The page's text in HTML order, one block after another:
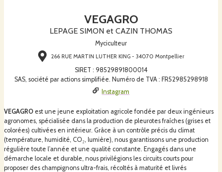
VEGAGRO
LEPAGE SIMON et CAZIN THOMAS
Myciculteur
266 RUE MARTIN LUTHER KING - 34070 Montpellier
SIRET : 98529891800014
SAS, société par actions simplifiée. Numéro de TVA : FR52985298918
Instagram
VEGAGRO est une jeune exploitation agricole fondée par deux ingénieurs
agronomes, spécialisée dans la production de pleurotes fraîches (grises et
colorées) cultivées en intérieur. Grâce à un contrôle précis du climat
(température, humidité, CO₂, lumière), nous garantissons une production
régulière toute l’année et une qualité constante. Engagés dans une
démarche locale et durable, nous privilégions les circuits courts pour
proposer des champignons ultra-frais, récoltés à maturité et livrés